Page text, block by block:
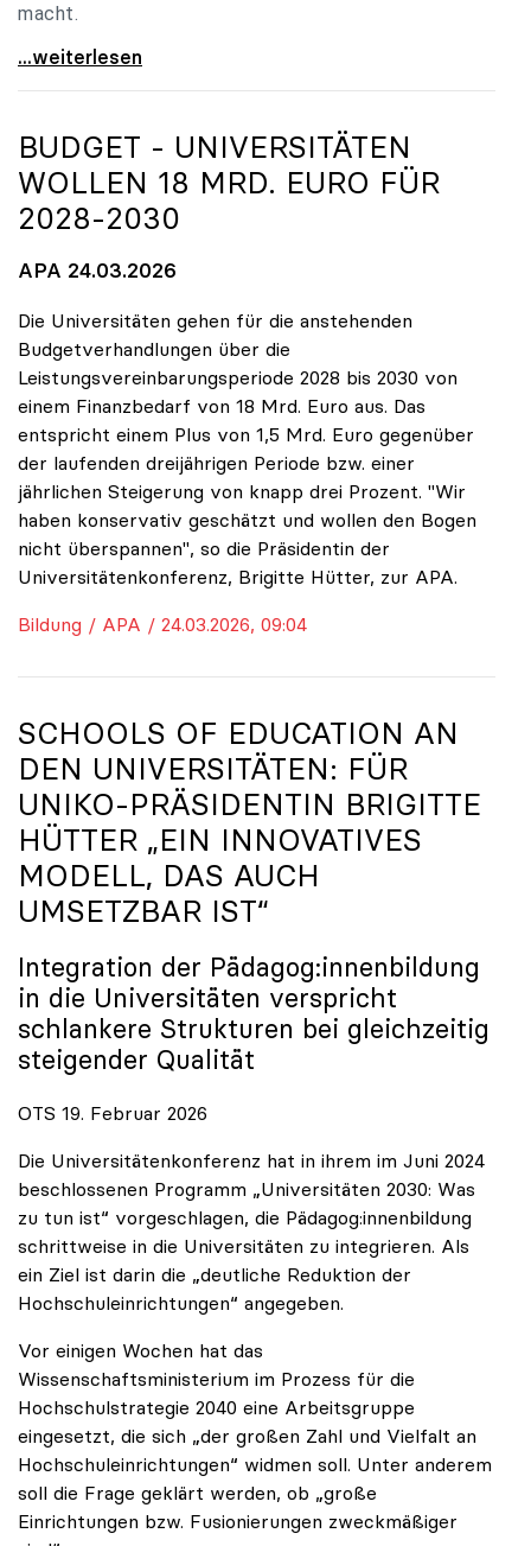
macht.
uniko zu FORWIT-Analyse: Wichtige Themen
...weiterlesen
BUDGET - UNIVERSITÄTEN
WOLLEN 18 MRD. EURO FÜR
2028-2030
APA 24.03.2026
Die Universitäten gehen für die anstehenden
Budgetverhandlungen über die
Leistungsvereinbarungsperiode 2028 bis 2030 von
einem Finanzbedarf von 18 Mrd. Euro aus. Das
entspricht einem Plus von 1,5 Mrd. Euro gegenüber
der laufenden dreijährigen Periode bzw. einer
jährlichen Steigerung von knapp drei Prozent. "Wir
haben konservativ geschätzt und wollen den Bogen
nicht überspannen", so die Präsidentin der
Universitätenkonferenz, Brigitte Hütter, zur APA.
Bildung / APA / 24.03.2026, 09:04
SCHOOLS OF EDUCATION AN
DEN UNIVERSITÄTEN: FÜR
UNIKO-PRÄSIDENTIN BRIGITTE
HÜTTER „EIN INNOVATIVES
MODELL, DAS AUCH
UMSETZBAR IST“
Integration der Pädagog:innenbildung
in die Universitäten verspricht
schlankere Strukturen bei gleichzeitig
steigender Qualität
OTS 19. Februar 2026
Die Universitätenkonferenz hat in ihrem im Juni 2024
beschlossenen Programm „Universitäten 2030: Was
zu tun ist“ vorgeschlagen, die Pädagog:innenbildung
schrittweise in die Universitäten zu integrieren. Als
ein Ziel ist darin die „deutliche Reduktion der
Hochschuleinrichtungen“ angegeben.
Vor einigen Wochen hat das
Wissenschaftsministerium im Prozess für die
Hochschulstrategie 2040 eine Arbeitsgruppe
eingesetzt, die sich „der großen Zahl und Vielfalt an
Hochschuleinrichtungen“ widmen soll. Unter anderem
soll die Frage geklärt werden, ob „große
Einrichtungen bzw. Fusionierungen zweckmäßiger